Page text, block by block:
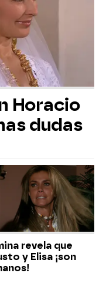
Horacio
dudas
revela que
y Elisa ¡son